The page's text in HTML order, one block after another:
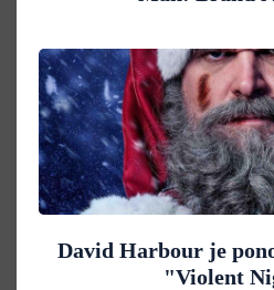
David Harbour je
"Violent